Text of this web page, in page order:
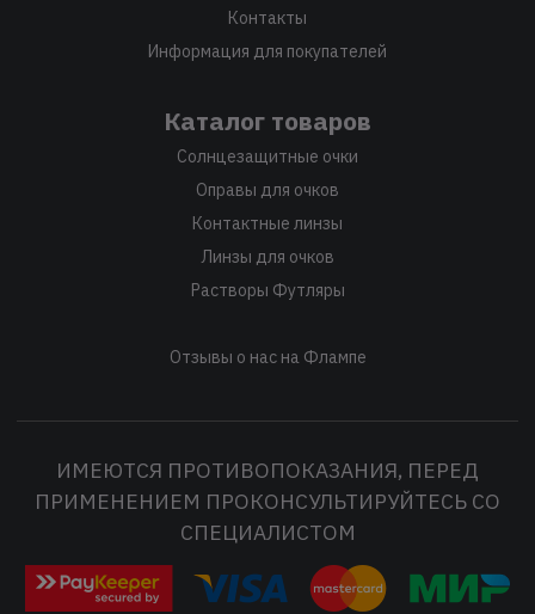
Контакты
Информация для покупателей
Каталог товаров
Солнцезащитные очки
Оправы для очков
Контактные линзы
Линзы для очков
Растворы Футляры
Отзывы о нас на Флампе
ИМЕЮТСЯ ПРОТИВОПОКАЗАНИЯ, ПЕРЕД
ПРИМЕНЕНИЕМ ПРОКОНСУЛЬТИРУЙТЕСЬ СО
СПЕЦИАЛИСТОМ